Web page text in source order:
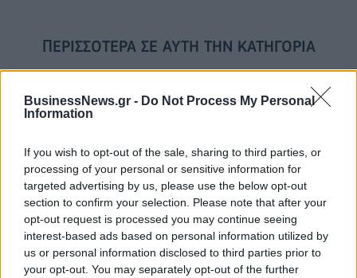
BusinessNews.gr - Do Not Process My Personal
Information
If you wish to opt-out of the sale, sharing to third parties, or
processing of your personal or sensitive information for
targeted advertising by us, please use the below opt-out
section to confirm your selection. Please note that after your
opt-out request is processed you may continue seeing
interest-based ads based on personal information utilized by
us or personal information disclosed to third parties prior to
your opt-out. You may separately opt-out of the further
ΠΕΡΙΣΣΌΤΕΡΑ ΣΕ ΑΥΤΉ ΤΗΝ ΚΑΤΗΓΟΡΊΑ
Space Hellas: Αναβάθμισε
το Wi-Fi στο ΔΑΑ
28/07/2014 - 03:00
Schneider Electric:
Ενοποίηση StruxureWare™
DCIM με HP ITSM
29/07/2014 - 03:00